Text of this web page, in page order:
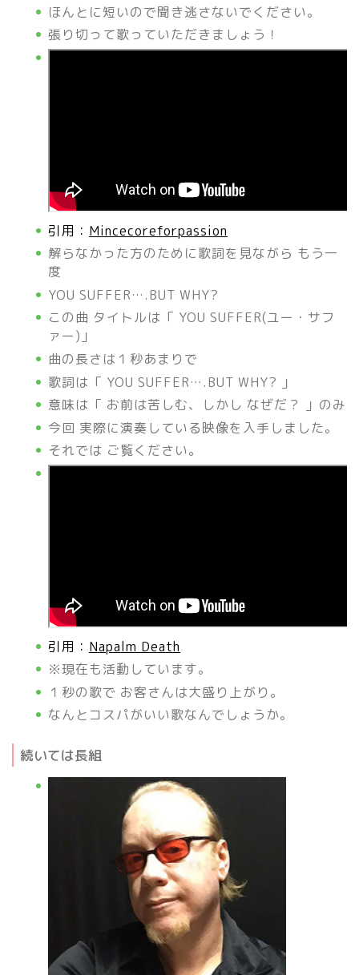
ほんとに短いので聞き逃さないでください。
張り切って歌っていただきましょう！
引用： Mincecoreforpassion
解らなかった方のために歌詞を見ながら もう一
度
YOU SUFFER….BUT WHY?
この曲 タイトルは「 YOU SUFFER(ユー・サフ
ァー)」
曲の長さは１秒あまりで
歌詞は「 YOU SUFFER….BUT WHY? 」
意味は「 お前は苦しむ、しかし なぜだ？ 」のみ
今回 実際に演奏している映像を入手しました。
それでは ご覧ください。
引用： Napalm Death
※現在も活動しています。
１秒の歌で お客さんは大盛り上がり。
なんとコスパがいい歌なんでしょうか。
続いては長組